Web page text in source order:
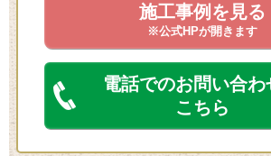
施工事例を見る
※公式HPが開きます
電話でのお問い合わ
こちら